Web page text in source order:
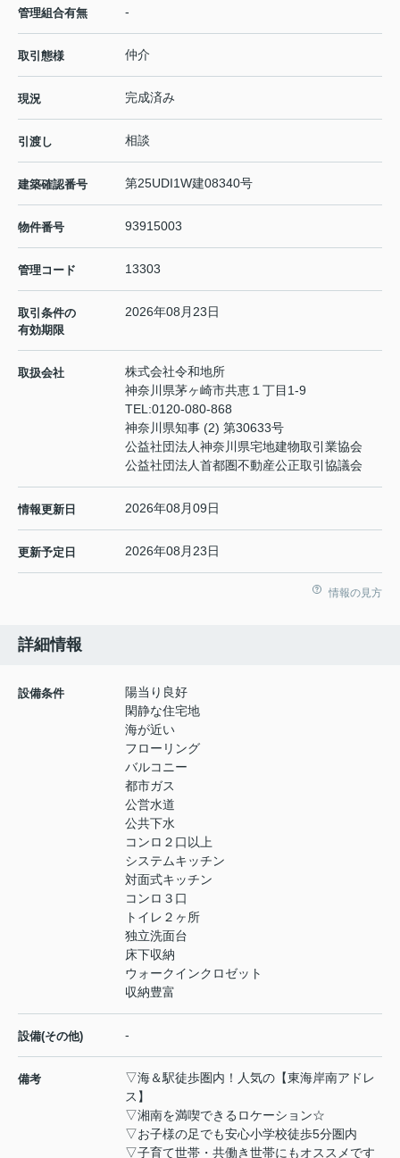
管理組合有無 -
取引態様 仲介
現況 完成済み
引渡し 相談
建築確認番号 第25UDI1W建08340号
物件番号 93915003
管理コード 13303
取引条件の
有効期限
2026年08月23日
取扱会社
株式会社令和地所
神奈川県茅ヶ崎市共恵１丁目1-9
TEL:0120-080-868
神奈川県知事 (2) 第30633号
公益社団法人神奈川県宅地建物取引業協会
公益社団法人首都圏不動産公正取引協議会
情報更新日 2026年08月09日
更新予定日 2026年08月23日
情報の見方
詳細情報
設備条件
陽当り良好
閑静な住宅地
海が近い
フローリング
バルコニー
都市ガス
公営水道
公共下水
コンロ２口以上
システムキッチン
対面式キッチン
コンロ３口
トイレ２ヶ所
独立洗面台
床下収納
ウォークインクロゼット
収納豊富
設備(その他) -
備考
▽海＆駅徒歩圏内！人気の【東海岸南アドレ
ス】
▽湘南を満喫できるロケーション☆
▽お子様の足でも安心小学校徒歩5分圏内
▽子育て世帯・共働き世帯にもオススメです